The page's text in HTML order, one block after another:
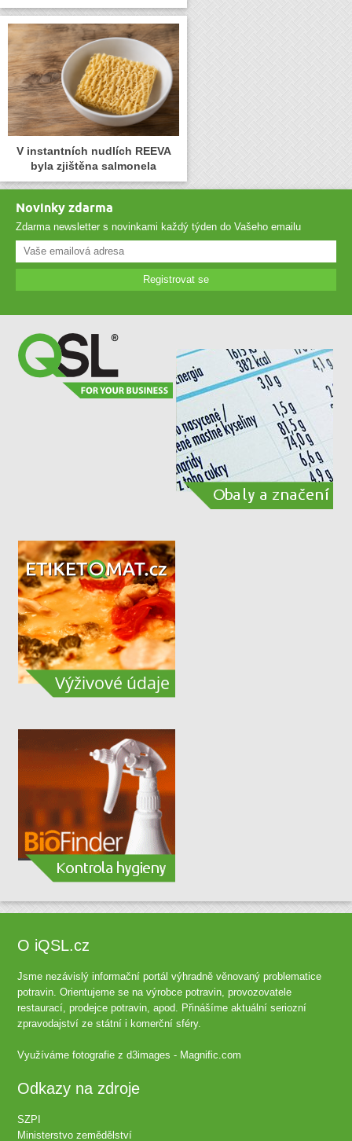
V instantních nudlích REEVA
byla zjištěna salmonela
Novinky zdarma
Zdarma newsletter s novinkami každý týden do Vašeho emailu
Registrovat se
O iQSL.cz
Jsme nezávislý informační portál výhradně věnovaný problematice
potravin. Orientujeme se na výrobce potravin, provozovatele
restaurací, prodejce potravin, apod. Přinášíme aktuální seriozní
zpravodajství ze státní i komerční sféry.
Využíváme fotografie zd3images - Magnific.com
Odkazy na zdroje
SZPI
Ministerstvo zemědělství